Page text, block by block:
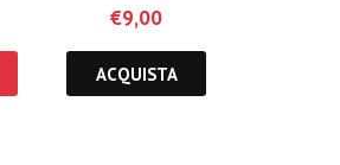
€9,00
ACQUISTA